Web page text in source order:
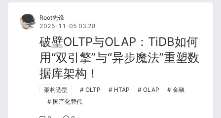
Root先锋
2025-11-05 03:28
破壁OLTP与OLAP：TiDB如何
用“双引擎”与“异步魔法”重塑数
据库架构！
架构选型 OLTP HTAP OLAP
金融
国产化替代